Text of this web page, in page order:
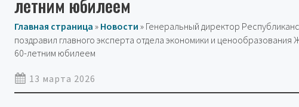
летним юбилеем
Главная страница » Новости » Генеральный директор
поздравил главного эксперта отдела экономики и
60-летним юбилеем
13 марта 2026